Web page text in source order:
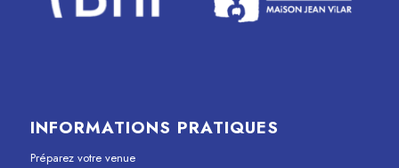
INFORMATIONS PRATIQUES
Préparez votre venue